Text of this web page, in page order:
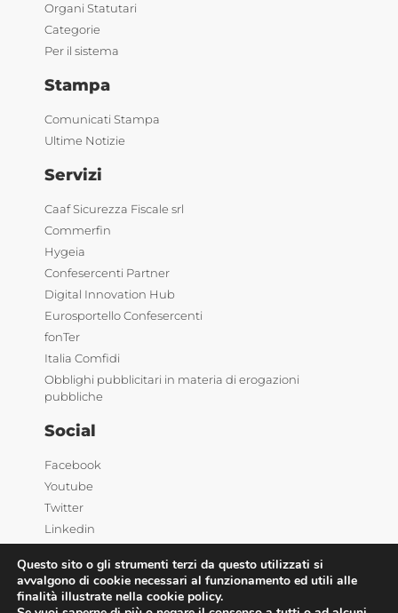
Organi Statutari
Categorie
Per il sistema
Stampa
Comunicati Stampa
Ultime Notizie
Servizi
Caaf Sicurezza Fiscale srl
Commerfin
Hygeia
Confesercenti Partner
Digital Innovation Hub
Eurosportello Confesercenti
fonTer
Italia Comfidi
Obblighi pubblicitari in materia di erogazioni
pubbliche
Social
Facebook
Youtube
Twitter
Linkedin
Questo sito o gli strumenti terzi da questo utilizzati si
avvalgono di cookie necessari al funzionamento ed utili alle
finalità illustrate nella cookie policy.